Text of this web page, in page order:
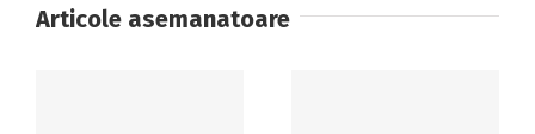
Articole asemanatoare